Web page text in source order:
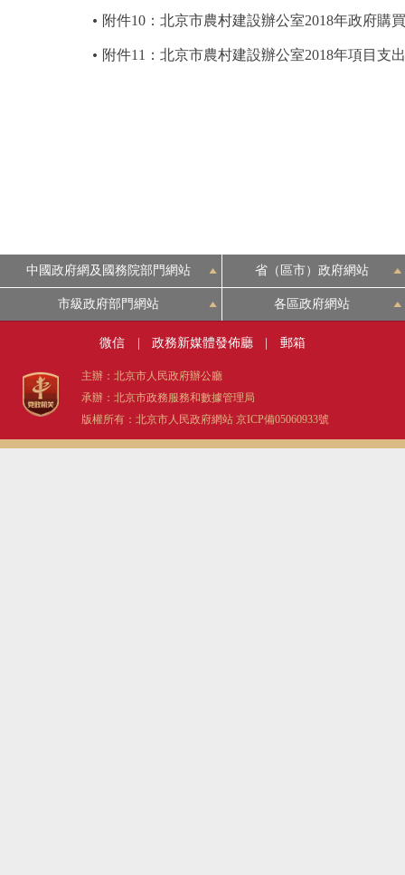
附件10：北京市農村建設辦公室2018年政府購
附件11：北京市農村建設辦公室2018年項目支
中國政府網及國務院部門網站 省（區市）政府網站
市級政府部門網站 各區政府網站
微信 政務新媒體發佈廳 郵箱
主辦：北京市人民政府辦公廳
承辦：北京市政務服務和數據管理局
版權所有：北京市人民政府網站 京ICP備05060933號